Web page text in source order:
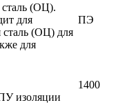
(ОЦ).
для
сталь (ОЦ) для
для
ПЭ
изоляции
1400